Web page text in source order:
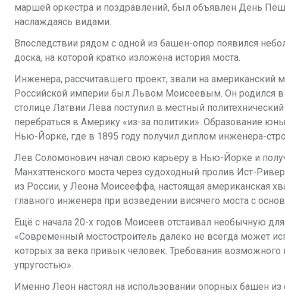
маршей оркестра и поздравлений, был объявлен День
наслаждаясь видами.
Впоследствии рядом с одной из башен-опор появился
доска, на которой кратко изложена история моста.
Инженера, рассчитавшего проект, звали на
Российской империи был Львом Моисеевым. Он родился в
столице Латвии Лёва поступил в местный
перебраться в Америку «из-за политики». Образование
Нью-Йорке, где в 1895 году получил диплом инженера-
Лев Соломонович начал свою карьеру в Нью-Йорке и
Манхэттенского моста через судоходный пролив Ист-
из России, у Леона Моисееффа, настоящая американская
главного инженера при возведении висячего моста с
Ещё с начала 20-х годов Моисеев отстаивал необычную
«Современный мостостроитель далеко не всегда может
которых за века привык человек. Требования
упругостью».
Именно Леон настоял на использовании опорных башен из